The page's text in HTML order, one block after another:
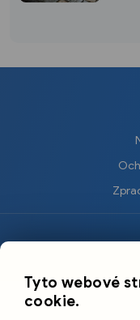
Tyto webové
cookie.